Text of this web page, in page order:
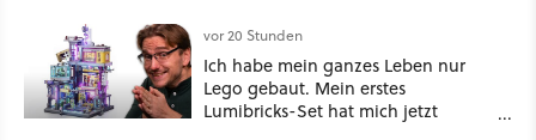
vor 20 Stunden
Ich habe mein ganzes Leben nur
Lego gebaut. Mein erstes
Lumibricks-Set hat mich jetzt